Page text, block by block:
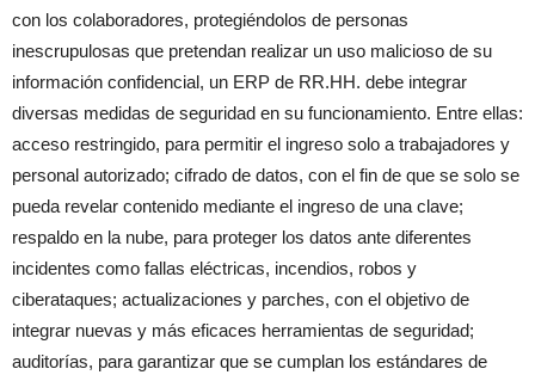
con los colaboradores, protegiéndolos de personas
inescrupulosas que pretendan realizar un uso malicioso de su
información confidencial, un ERP de RR.HH. debe integrar
diversas medidas de seguridad en su funcionamiento. Entre ellas:
acceso restringido, para permitir el ingreso solo a trabajadores y
personal autorizado; cifrado de datos, con el fin de que se solo se
pueda revelar contenido mediante el ingreso de una clave;
respaldo en la nube, para proteger los datos ante diferentes
incidentes como fallas eléctricas, incendios, robos y
ciberataques; actualizaciones y parches, con el objetivo de
integrar nuevas y más eficaces herramientas de seguridad;
auditorías, para garantizar que se cumplan los estándares de